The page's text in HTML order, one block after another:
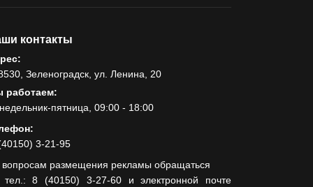
контакты
Зеленоградск, ул. Ленина, 20
работаем:
пятница, 09:00 - 18:00
3-21-95
размещения рекламы обращаться
тел.: 8 (40150) 3-27-60 и электронной почте